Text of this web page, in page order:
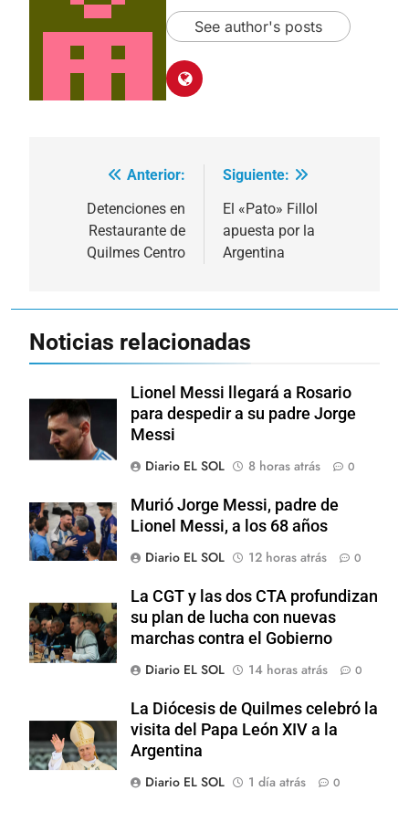
See author's posts
Navegación
entradas
Anterior:
Detenciones en
Restaurante de
Quilmes Centro
Siguiente:
El «Pato» Fillol
apuesta por la
Argentina
Noticias relacionadas
Lionel Messi llegará a Rosario
para despedir a su padre Jorge
Messi
Diario EL SOL
8 horas atrás 0
Murió Jorge Messi, padre de
Lionel Messi, a los 68 años
Diario EL SOL
12 horas atrás 0
La CGT y las dos CTA profundizan
su plan de lucha con nuevas
marchas contra el Gobierno
Diario EL SOL
14 horas atrás 0
La Diócesis de Quilmes celebró la
visita del Papa León XIV a la
Argentina
Diario EL SOL
1 día atrás 0